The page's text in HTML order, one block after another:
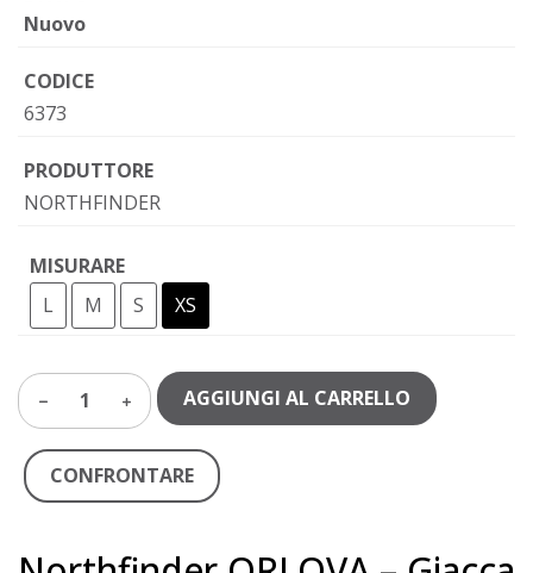
Nuovo
CODICE
6373
PRODUTTORE
NORTHFINDER
MISURARE
L
M S XS
1 AGGIUNGI AL CARRELLO
CONFRONTARE